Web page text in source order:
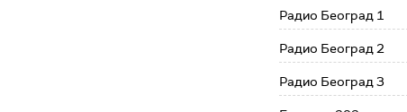
Радио Београд 1
Радио Београд 2
Радио Београд 3